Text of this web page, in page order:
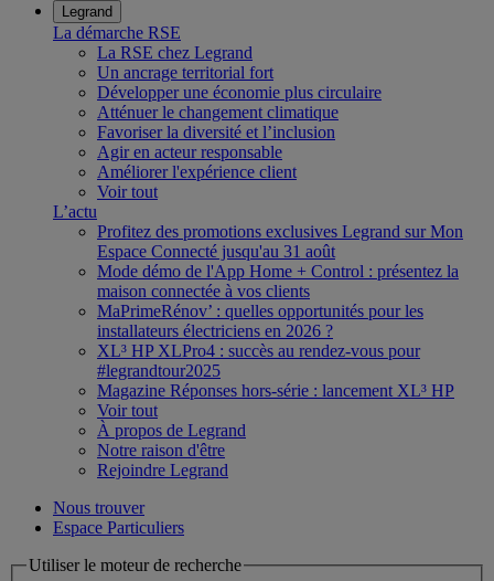
Legrand
La démarche RSE
La RSE chez Legrand
Un ancrage territorial fort
Développer une économie plus circulaire
Atténuer le changement climatique
Favoriser la diversité et l’inclusion
Agir en acteur responsable
Améliorer l'expérience client
Voir tout
L’actu
Profitez des promotions exclusives Legrand sur Mon
Espace Connecté jusqu'au 31 août
Mode démo de l'App Home + Control : présentez la
maison connectée à vos clients
MaPrimeRénov’ : quelles opportunités pour les
installateurs électriciens en 2026 ?
XL³ HP XLPro4 : succès au rendez-vous pour
#legrandtour2025
Magazine Réponses hors-série : lancement XL³ HP
Voir tout
À propos de Legrand
Notre raison d'être
Rejoindre Legrand
Nous trouver
Espace Particuliers
Utiliser le moteur de recherche